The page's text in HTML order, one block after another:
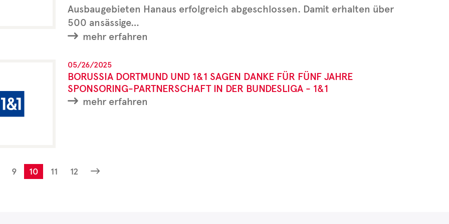
Ausbaugebieten Hanaus erfolgreich abgeschlossen. Damit erhalten über
500 ansässige…
mehr erfahren
05/26/2025
BORUSSIA DORTMUND UND 1&1 SAGEN DANKE FÜR FÜNF JAHRE
SPONSORING-PARTNERSCHAFT IN DER BUNDESLIGA - 1&1
mehr erfahren
9 10 11 12